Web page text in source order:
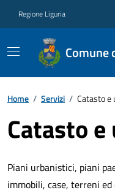
Regione Liguria
Comune
Home / Servizi / Catasto e
Catasto
Piani urbanistici, piani
immobili, case, terreni ed